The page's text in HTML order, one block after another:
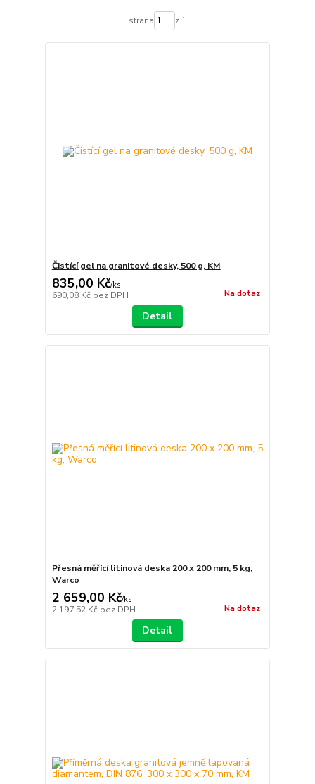
strana z 1
Čistící gel na granitové desky, 500 g, KM
835,00 Kč/ks
690,08 Kč bez DPH Na dotaz
Detail
Přesná měřící litinová deska 200 x 200 mm, 5 kg,
Warco
2 659,00 Kč/ks
2 197,52 Kč bez DPH Na dotaz
Detail